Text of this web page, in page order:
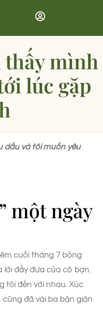
thấy mình
lúc gặp
dấu và tôi muốn yêu
một ngày
cuối tháng 7 bỏng
lời đẩy đưa của cô bạn.
tôi đến với nhau. Xúc
đã vài ba bận giận